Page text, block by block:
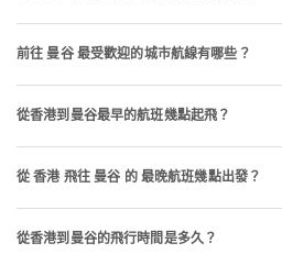
前往 曼谷 最受歡迎的城市航線有哪些？
從香港到曼谷最早的航班幾點起飛？
從 香港 飛往 曼谷 的 最晚航班幾點出發？
從香港到曼谷的飛行時間是多久？